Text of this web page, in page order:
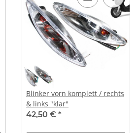
Blinker vorn komplett / rechts
& links "klar"
42,50 € *